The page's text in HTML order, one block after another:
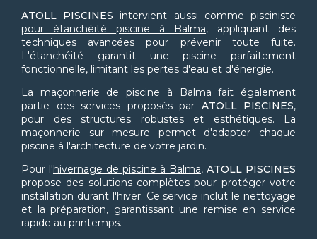
ATOLL PISCINES intervient aussi commepisciniste
pour étanchéité piscine à Balma, appliquant des
techniques avancées pour prévenir toute fuite.
L'étanchéité garantit une piscine parfaitement
fonctionnelle, limitant les pertes d'eau et d'énergie.
La maçonnerie de piscine à Balma fait également
partie des services proposés par ATOLL PISCINES,
pour des structures robustes et esthétiques. La
maçonnerie sur mesure permet d'adapter chaque
piscine à l'architecture de votre jardin.
Pour l'hivernage de piscine à Balma, ATOLL PISCINES
propose des solutions complètes pour protéger votre
installation durant l'hiver. Ce service inclut le nettoyage
et la préparation, garantissant une remise en service
rapide au printemps.